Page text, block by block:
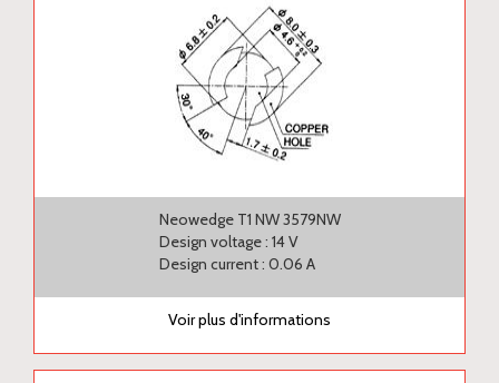
Neowedge T1 NW 3579NW
Design voltage : 14 V
Design current : 0.06 A
Voir plus d'informations